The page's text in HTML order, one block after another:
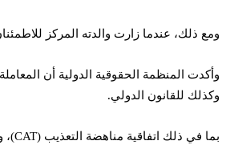
ومع ذلك، عندما زارت والدته المركز
وأكدت المنظمة الحقوقية الدولية أن
وكذلك للقانون الدولي.
بما في ذلك اتفاقية مناهضة التعذيب (CAT)، والعهد الدولي الخاص بالحقوق المدنية والسياسية (ICCPR)، والعهد الدولي الخاص بالحقوق الاقتصادية والاجتماعية والثقافية (ICESCR)، وجميعها صادقت عليها البحرين.